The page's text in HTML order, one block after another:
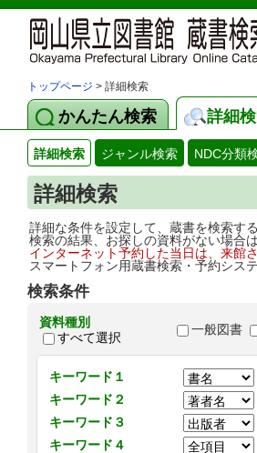
トップページ > 詳細検索
かんたん検索 詳細
詳細検索 ジャンル検索 NDC分類
詳細検索
詳細な条件を設定して、蔵書を検索す
検索の結果、お探しの資料がない場合
インターネット予約した当日は、来館
スマートフォン用蔵書検索・予約シス
検索条件
資料種別
すべて選択
一般図書
キーワード１
キーワード２
キーワード３
キーワード４